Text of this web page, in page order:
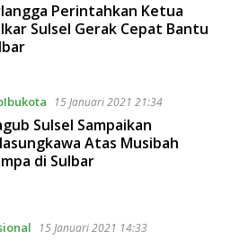
Perintahkan Ketua
Sulsel Gerak Cepat Bantu
15 Januari 2021 21:34
Sulsel Sampaikan
Atas Musibah
di Sulbar
15 Januari 2021 14:33